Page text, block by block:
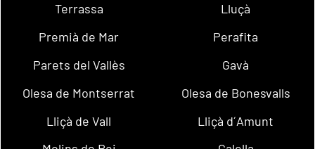
Terrassa
Lluçà
Premià de Mar
Perafita
Parets del Vallès
Gavà
Olesa de Montserrat
Olesa de Bonesvalls
Lliçà de Vall
Lliçà d´Amunt